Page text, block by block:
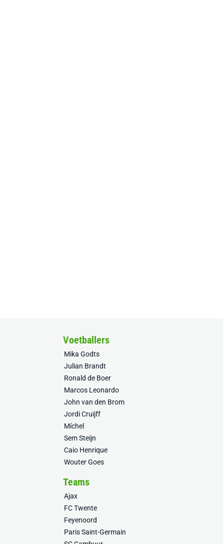
Voetballers
Mika Godts
Julian Brandt
Ronald de Boer
Marcos Leonardo
John van den Brom
Jordi Cruijff
Míchel
Sem Steijn
Caio Henrique
Wouter Goes
Teams
Ajax
FC Twente
Feyenoord
Paris Saint-Germain